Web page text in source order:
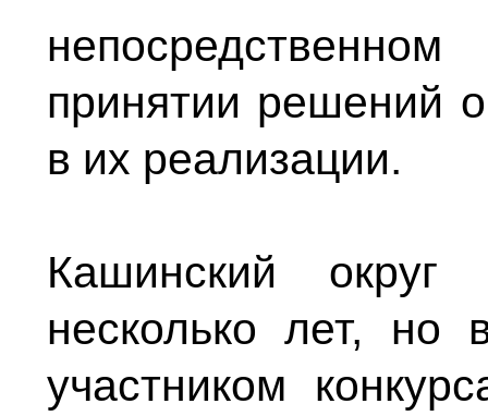
принятии решений
в их реализации.
Кашинский
несколько лет, но
участником